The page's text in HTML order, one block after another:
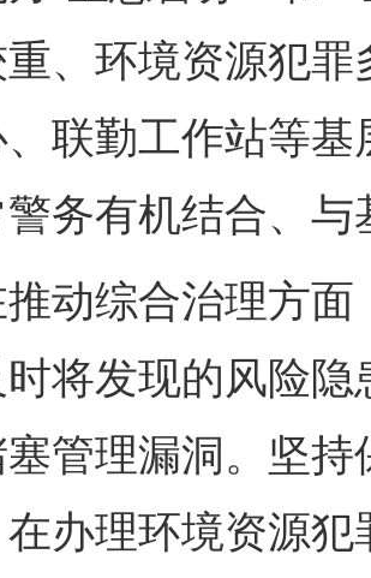
、环境资源犯
联勤工作站等
务有机结合、
综合治理方面
将发现的风险
管理漏洞。坚
办理环境资源